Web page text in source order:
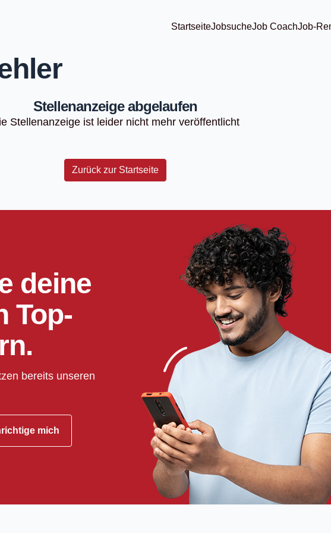
StartseiteJobsucheJob CoachJob-
Stellenanzeige abgelaufen
Stellenanzeige ist leider nicht mehr veröffentlicht
Zurück zur Startseite
deine
Top-
bereits unseren
mich